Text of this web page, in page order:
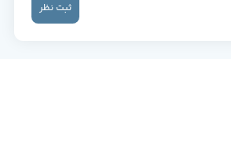
ثبت نظر